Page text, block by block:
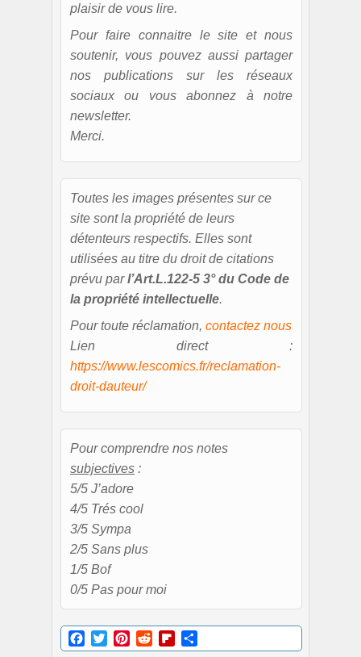
plaisir de vous lire.
Pour faire connaitre le site et nous
soutenir, vous pouvez aussi partager
nos publications sur les réseaux
sociaux ou vous abonnez à notre
newsletter.
Merci.
Toutes les images présentes sur ce
site sont la propriété de leurs
détenteurs respectifs. Elles sont
utilisées au titre du droit de citations
prévu parl’Art.L.122-5 3° du Code de
la propriété intellectuelle.
Pour toute réclamation, contactez nous
Lien direct :
https://www.lescomics.fr/reclamation-
droit-dauteur/
Pour comprendre nos notes
subjectives :
5/5 J’adore
4/5 Trés cool
3/5 Sympa
2/5 Sans plus
1/5 Bof
0/5 Pas pour moi
Facebook
TwitterPinterestRedditFlipboard